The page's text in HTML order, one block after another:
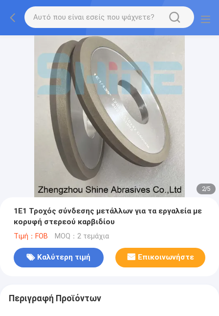
2/5
1Ε1 Τροχός σύνδεσης μετάλλων για τα εργαλεία με
κορυφή στερεού καρβιδίου
Τιμή：FOB MOQ：2 τεμάχια
Καλύτερη τιμή Επικοινωνήστε
Περιγραφή Προϊόντων